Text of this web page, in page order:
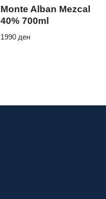
Monte Alban Mezcal
40% 700ml
1990 ден